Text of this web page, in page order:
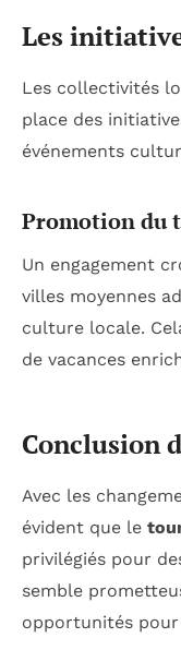
Les
Les collectivités
place des
événements
Promotion du
Un engagement
villes moyennes
culture locale.
de vacances
Conclusion
Avec les
évident que le
privilégiés pour
semble
opportunités